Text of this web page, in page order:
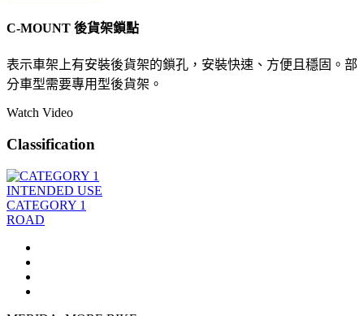
C-MOUNT 後貨架鎖點
表示車架上有安裝後貨架的鎖孔，安裝快速、方便且穩固。部
分車型需要專用型後貨架。
Watch Video
Classification
INTENDED USE
CATEGORY 1
ROAD